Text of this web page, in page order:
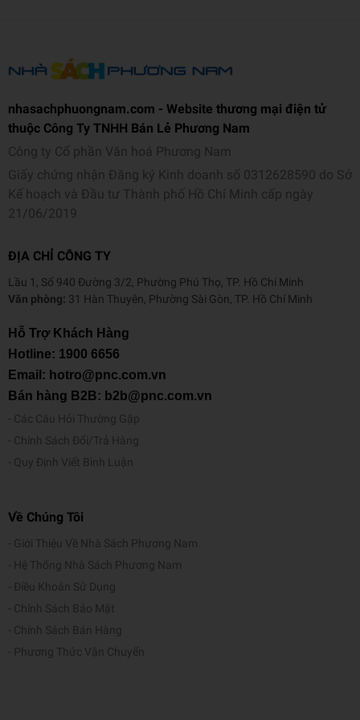
nhasachphuongnam.com - Website thương mại điện tử
thuộc Công Ty TNHH Bán Lẻ Phương Nam
Công ty Cổ phần Văn hoá Phương Nam
Giấy chứng nhận Đăng ký Kinh doanh số 0312628590 do Sở
Kế hoạch và Đầu tư Thành phố Hồ Chí Minh cấp ngày
21/06/2019
ĐỊA CHỈ CÔNG TY
Lầu 1, Số 940 Đường 3/2, Phường Phú Thọ, TP. Hồ Chí Minh
Văn phòng: 31 Hàn Thuyên, Phường Sài Gòn, TP. Hồ Chí Minh
Hỗ Trợ Khách Hàng
Hotline: 1900 6656
Email: hotro@pnc.com.vn
Bán hàng B2B: b2b@pnc.com.vn
Các Câu Hỏi Thường Gặp
Chính Sách Đổi/Trả Hàng
Quy Định Viết Bình Luận
Về Chúng Tôi
Giới Thiệu Về Nhà Sách Phương Nam
Hệ Thống Nhà Sách Phương Nam
Điều Khoản Sử Dụng
Chính Sách Bảo Mật
Chính Sách Bán Hàng
Phương Thức Vận Chuyển